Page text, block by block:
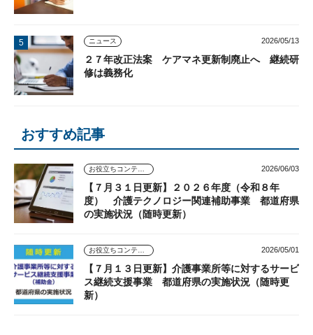
ニュース 2026/05/13
２７年改正法案 ケアマネ更新制廃止へ 継続研
修は義務化
おすすめ記事
お役立ちコンテンツ 2026/06/03
【７月３１日更新】２０２６年度（令和８年
度） 介護テクノロジー関連補助事業 都道府県
の実施状況（随時更新）
お役立ちコンテンツ 2026/05/01
【７月１３日更新】介護事業所等に対するサービ
ス継続支援事業 都道府県の実施状況（随時更
新）